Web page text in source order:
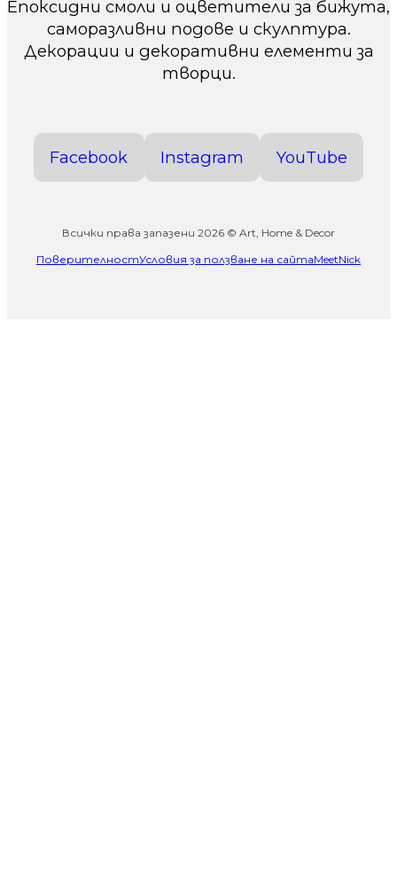
Епоксидни смоли и оцветители за бижута,
саморазливни подове и скулптура.
Декорации и декоративни елементи за
творци.
Facebook Instagram YouTube
Всички права запазени 2026 © Art, Home & Decor
ПоверителностУсловия за ползване на сайтаMeetNick